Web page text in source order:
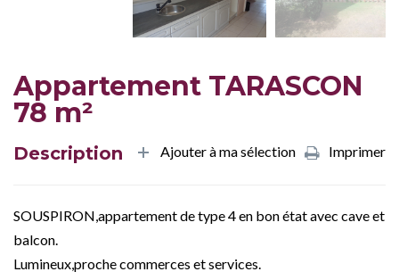
Appartement TARASCON
78 m²
Description Imprimer
Ajouter à ma sélection
SOUSPIRON,appartement de type 4 en bon état avec cave et
balcon.
Lumineux,proche commerces et services.